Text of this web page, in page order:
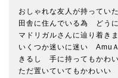
おしゃれな友人が持ってい
田舎に住んでいる為　どう
マドリガルさんに辿り着き
いくつか迷いに迷い　Amu
きるし　手に持ってもかわ
ただ置いていてもかわいい